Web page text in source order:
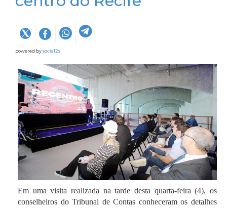
powered bysocial2s
Em uma visita realizada na tarde desta quarta-feira (4), os
conselheiros do Tribunal de Contas conheceram os detalhes